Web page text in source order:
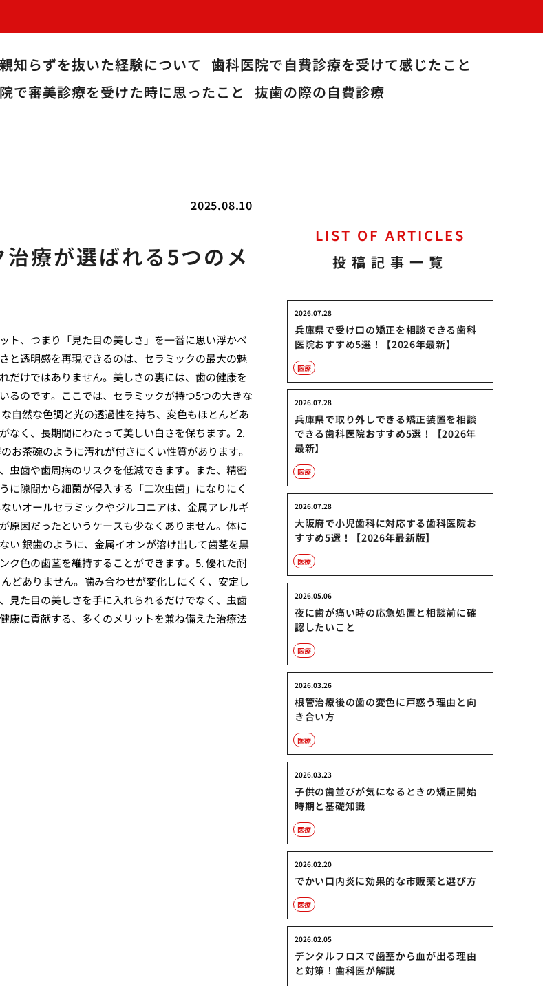
知らずを抜いた経験について
歯科医院で自費診療を受けて感じたこと
で審美診療を受けた時に思ったこと
抜歯の際の自費診療
2025.08.10
療が選ばれる5つのメ
ト、つまり「見た目の美しさ」を一番に思い浮かべ
と透明感を再現できるのは、セラミックの最大の魅
だけではありません。美しさの裏には、歯の健康を
るのです。ここでは、セラミックが持つ5つの大きな
自然な色調と光の透過性を持ち、変色もほとんどあ
なく、長期間にわたって美しい白さを保ちます。2.
お茶碗のように汚れが付きにくい性質があります。
虫歯や歯周病のリスクを低減できます。また、精密
に隙間から細菌が侵入する「二次虫歯」になりにく
いオールセラミックやジルコニアは、金属アレルギ
原因だったというケースも少なくありません。体に
い 銀歯のように、金属イオンが溶け出して歯茎を黒
ク色の歯茎を維持することができます。5. 優れた耐
どありません。噛み合わせが変化しにくく、安定し
見た目の美しさを手に入れられるだけでなく、虫歯
康に貢献する、多くのメリットを兼ね備えた治療法
LIST OF ARTICLES
投稿記事一覧
兵庫県で受け口の矯正を相談できる歯科
医院おすすめ5選！【2026年最新】
2026.07.28
医療
兵庫県で取り外しできる矯正装置を相談
できる歯科医院おすすめ5選！【2026年
最新】
2026.07.28
医療
大阪府で小児歯科に対応する歯科医院お
すすめ5選！【2026年最新版】
2026.07.28
医療
夜に歯が痛い時の応急処置と相談前に確
認したいこと
2026.05.06
医療
根管治療後の歯の変色に戸惑う理由と向
き合い方
2026.03.26
医療
子供の歯並びが気になるときの矯正開始
時期と基礎知識
2026.03.23
医療
でかい口内炎に効果的な市販薬と選び方
2026.02.20
医療
デンタルフロスで歯茎から血が出る理由
と対策！歯科医が解説
2026.02.05